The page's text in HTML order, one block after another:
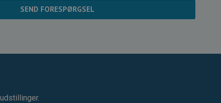
SEND FORESPØRGSEL